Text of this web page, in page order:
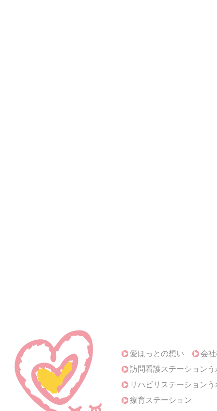
愛ほっとの想い
会
訪問看護ステーションう
リハビリステーション
療育ステーション